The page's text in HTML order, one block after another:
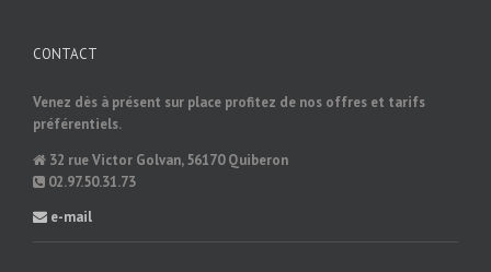
CONTACT
Venez dès à présent sur place profitez de nos offres et tarifs
préférentiels.
32 rue Victor Golvan, 56170 Quiberon
02.97.50.31.73
e-mail